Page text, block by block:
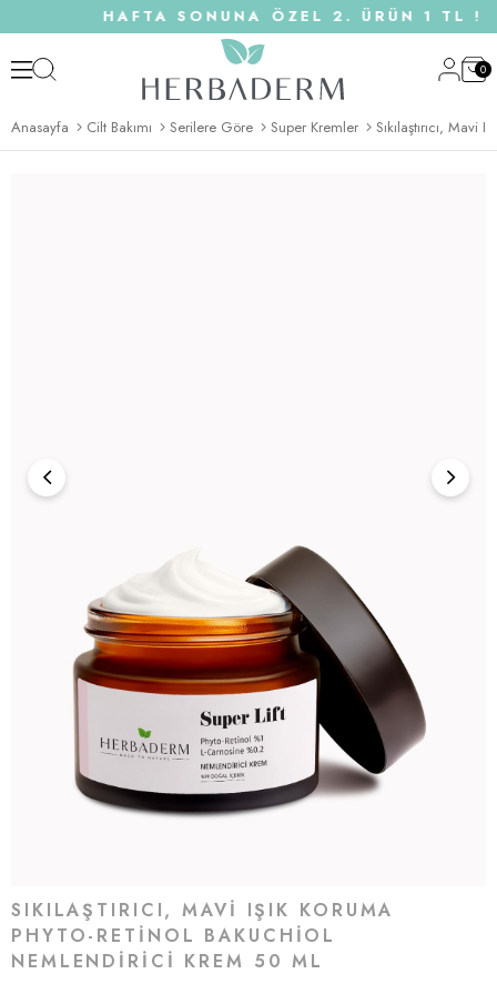
HAFTA SONUNA ÖZEL 2. ÜRÜN 1 TL !
0
Anasayfa Cilt Bakımı Serilere Göre Super Kremler
SIKILAŞTIRICI, MAVI IŞIK KORUMA
PHYTO-RETINOL BAKUCHIOL
NEMLENDIRICI KREM 50 ML